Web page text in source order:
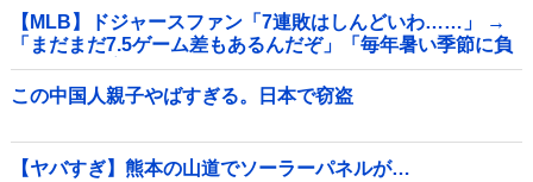
【MLB】ドジャースファン「7連敗はしんどいわ……」 →
「まだまだ7.5ゲーム差もあるんだぞ」「毎年暑い季節に負
けることが増えるけど結局10月には勝って終わるんだよ」
この中国人親子やばすぎる。日本で窃盗
【ヤバすぎ】熊本の山道でソーラーパネルが…